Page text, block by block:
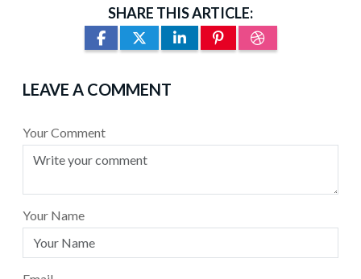
SHARE THIS ARTICLE:
LEAVE A COMMENT
Your Comment
Your Name